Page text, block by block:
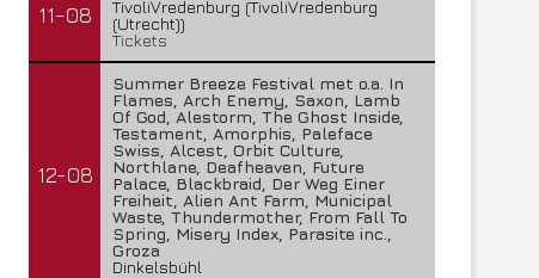
11-08
TivoliVredenburg (TivoliVredenburg
(Utrecht))
Tickets
12-08
Summer Breeze Festival met o.a. In
Flames, Arch Enemy, Saxon, Lamb
Of God, Alestorm, The Ghost Inside,
Testament, Amorphis, Paleface
Swiss, Alcest, Orbit Culture,
Northlane, Deafheaven, Future
Palace, Blackbraid, Der Weg Einer
Freiheit, Alien Ant Farm, Municipal
Waste, Thundermother, From Fall To
Spring, Misery Index, Parasite inc.,
Groza
Dinkelsbühl